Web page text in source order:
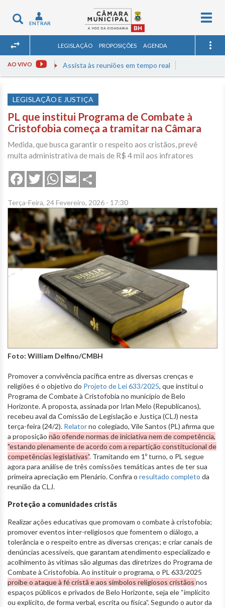
Toggle
navigation
ENTRAR
LEGISLAÇÃO PROPOSIÇÕES AGENDA
AO VIVO Assista às reuniões em tempo real
LEGISLAÇÃO E JUSTIÇA
PL que institui Programa de Combate à
Cristofobia começa a tramitar na Câmara
Medida, que busca garantir o respeito aos cristãos, prevê
multa administrativa de mais de R$ 4 mil aos infratores
FacebookTwitterWhatsApp
Email
Terça-Feira, 24 Fevereiro, 2026 - 17:30
Foto: William Delfino/CMBH
Promover a convivência pacífica entre as diversas crenças e
religiões é o objetivo do Projeto de Lei 633/2025, que institui o
Programa de Combate à Cristofobia no município de Belo
Horizonte. A proposta, assinada por Irlan Melo (Republicanos),
recebeu aval da Comissão de Legislação e Justiça (CLJ) nesta
terça-feira (24/2). Relatorno colegiado, Vile Santos (PL) afirma que
a proposição não ofende normas de iniciativa nem de competência,
"estando plenamente de acordo com a repartição constitucional de
competências legislativas”. Tramitando em 1º turno, o PL segue
agora para análise de três comissões temáticas antes de ter sua
primeira apreciação em Plenário. Confira o resultado completo da
reunião da CLJ.
Proteção a comunidades cristãs
Realizar ações educativas que promovam o combate à cristofobia;
promover eventos inter-religiosos que fomentem o diálogo, a
tolerância e o respeito entre as diversas crenças; e criar canais de
denúncias acessíveis, que garantam atendimento especializado e
acolhimento às vítimas são algumas das diretrizes do Programa de
Combate à Cristofobia. Ao instituir o programa, o PL 633/2025
proíbe o ataque à fé cristã e aos símbolos religiosos cristãos nos
espaços públicos e privados de Belo Horizonte, seja ele “implícito
ou explícito, de forma verbal, escrita ou física”. Segundo o autor da